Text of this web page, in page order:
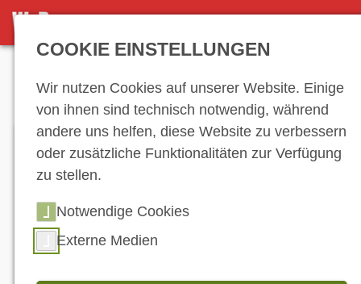
DETAILSEITE
COOKIE EINSTELLUNGEN
Wir nutzen Cookies auf unserer Website. Einige
von ihnen sind technisch notwendig, während
andere uns helfen, diese Website zu verbessern
oder zusätzliche Funktionalitäten zur Verfügung
zu stellen.
Notwendige Cookies
Externe Medien